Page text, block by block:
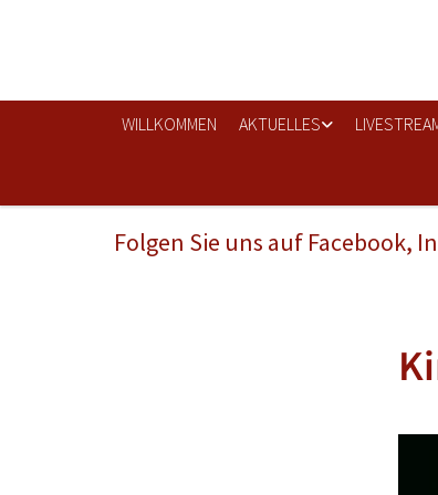
WILLKOMMEN AKTUELLES
Folgen Sie uns auf Facebook,